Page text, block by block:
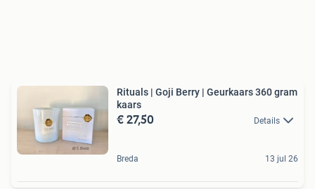
Rituals | Goji Berry | Geurkaars 360 gram
kaars
€ 27,50 Details
Breda 13 jul 26